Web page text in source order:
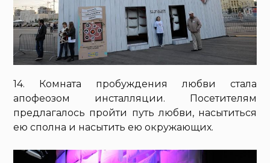
14. Комната пробуждения любви стала
апофеозом инсталляции. Посетителям
предлагалось пройти путь любви, насытиться
ею сполна и насытить ею окружающих.